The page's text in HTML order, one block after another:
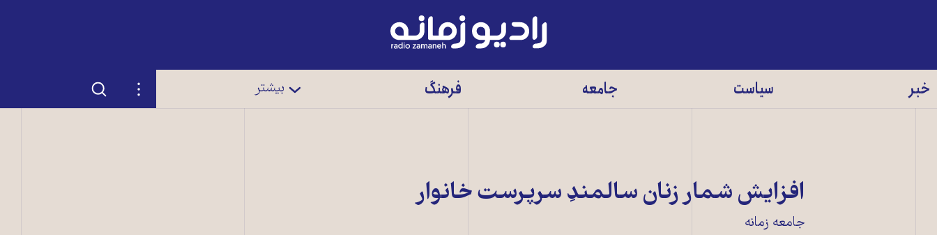
رادیو
زمانه
خبر سیاست جامعه فرهنگ بیشتر تنظیمات جستجو
افزایش شمار زنان سالمندِ سرپرست خانوار
جامعه زمانه